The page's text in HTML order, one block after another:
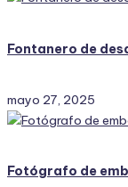
Fontanero de
mayo 27, 2025
Fotógrafo de